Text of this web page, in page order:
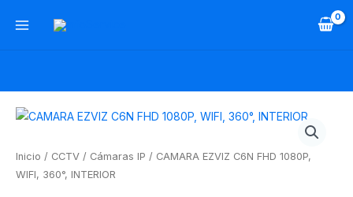
Inicio / CCTV / Cámaras IP / CAMARA EZVIZ C6N FHD 1080P,
WIFI, 360°, INTERIOR
CAMARA
C6N
FHD